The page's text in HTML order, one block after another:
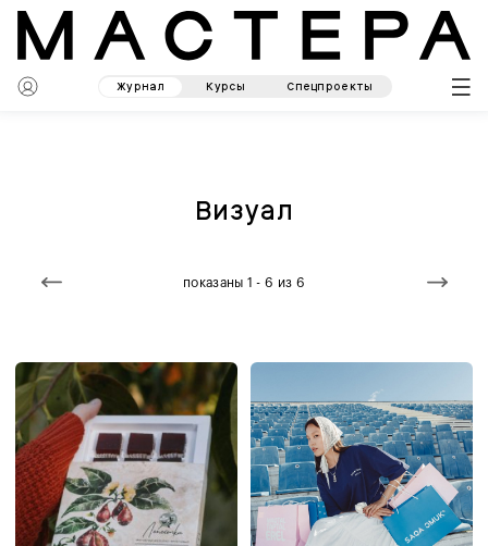
Журнал Курсы Спецпроекты
Визуал
показаны 1 - 6 из 6